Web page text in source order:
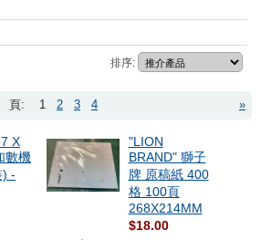
排序:
»
頁: 1 2 3 4
X
數機
) -
"LION
BRAND" 獅子
牌 原稿紙 400
格 100頁
268X214MM
$18.00